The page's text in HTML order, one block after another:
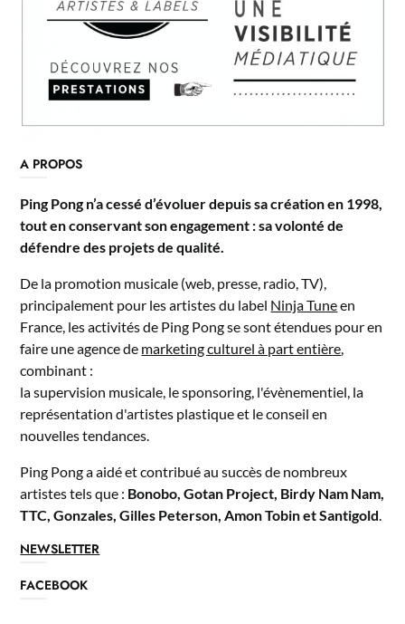
A PROPOS
Ping Pong n’a cessé d’évoluer depuis sa création en 1998,
tout en conservant son engagement : sa volonté de
défendre des projets de qualité.
De la promotion musicale (web, presse, radio, TV),
principalement pour les artistes du label Ninja Tuneen
France, les activités de Ping Pong se sont étendues pour en
faire une agence de marketing culturel à part entière
combinant :
la supervision musicale, le sponsoring, l'évènementiel, la
représentation d'artistes plastique et le conseil en
nouvelles tendances.
Ping Pong a aidé et contribué au succès de nombreux
artistes tels que : Bonobo, Gotan Project, Birdy Nam Nam,
TTC, Gonzales, Gilles Peterson, Amon Tobin et Santigold
NEWSLETTER
FACEBOOK